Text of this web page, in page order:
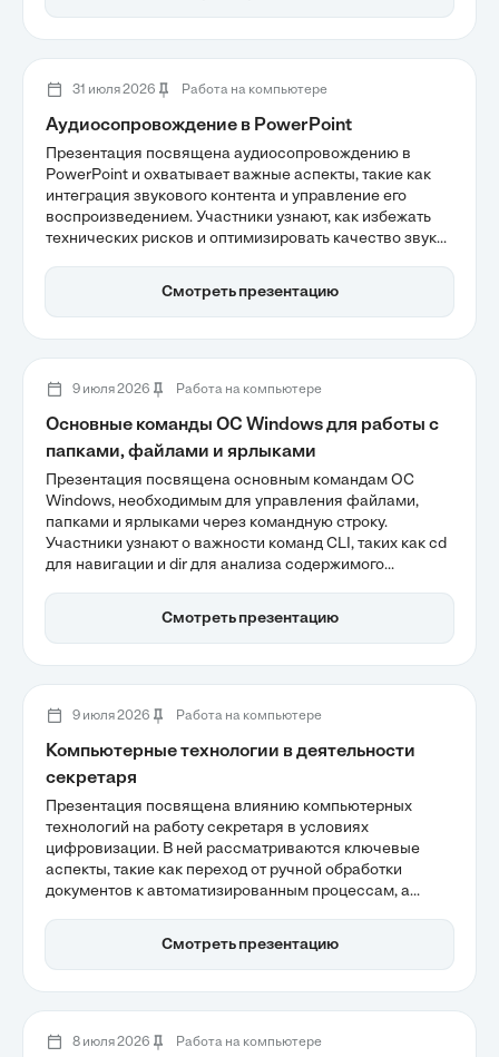
31 июля 2026 Работа на компьютере
Аудиосопровождение в PowerPoint
Презентация посвящена аудиосопровождению в
PowerPoint и охватывает важные аспекты, такие как
интеграция звукового контента и управление его
воспроизведением. Участники узнают, как избежать
технических рисков и оптимизировать качество звука,
Эффективное использование аудио может стать
мощным инструментом для успешного выступления.
Смотреть презентацию
9 июля 2026 Работа на компьютере
Основные команды ОС Windows для работы с
папками, файлами и ярлыками
Презентация посвящена основным командам ОС
Windows, необходимым для управления файлами,
папками и ярлыками через командную строку.
Участники узнают о важности команд CLI, таких как cd
для навигации и dir для анализа содержимого
удалению объектов с помощью mkdir и del, что
позволяет значительно повысить эффективность
Смотреть презентацию
9 июля 2026 Работа на компьютере
Компьютерные технологии в деятельности
секретаря
Презентация посвящена влиянию компьютерных
технологий на работу секретаря в условиях
цифровизации. В ней рассматриваются ключевые
аспекты, такие как переход от ручной обработки
документов к автоматизированным процессам, а
повышения эффективности работы. Также
подчеркивается важность кибербезопасности и
Смотреть презентацию
8 июля 2026 Работа на компьютере